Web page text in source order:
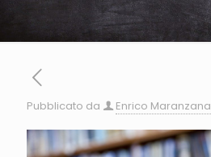
Pubblicato da Enrico Maranzana